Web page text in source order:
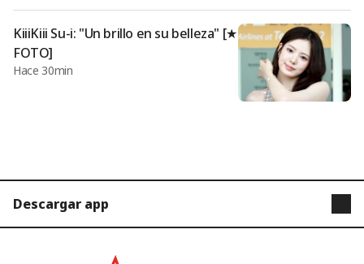
KiiiKiii Su-i: "Un brillo en su belleza" [★
FOTO]
Hace 30min
Descargar app